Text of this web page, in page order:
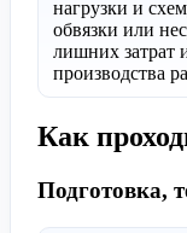
нагрузки и
обвязки или
лишних затрат
производства
Как
Подготовка,